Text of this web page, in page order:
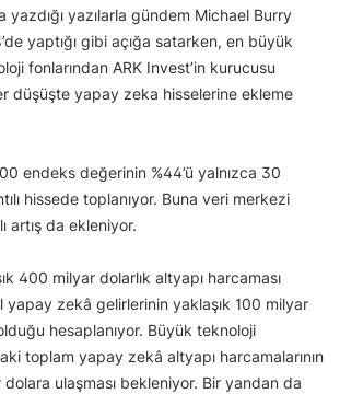
yazılarla gündem Michael Burry
yaptığı gibi açığa satarken, en büyük
fonlarından ARK Invest’in kurucusu
düşüşte yapay zeka hisselerine ekleme
endeks değerinin %44’ü yalnızca 30
hissede toplanıyor. Buna veri merkezi
artış da ekleniyor.
400 milyar dolarlık altyapı harcaması
zekâ gelirlerinin yaklaşık 100 milyar
hesaplanıyor. Büyük teknoloji
toplam yapay zekâ altyapı harcamalarının
ulaşması bekleniyor. Bir yandan da